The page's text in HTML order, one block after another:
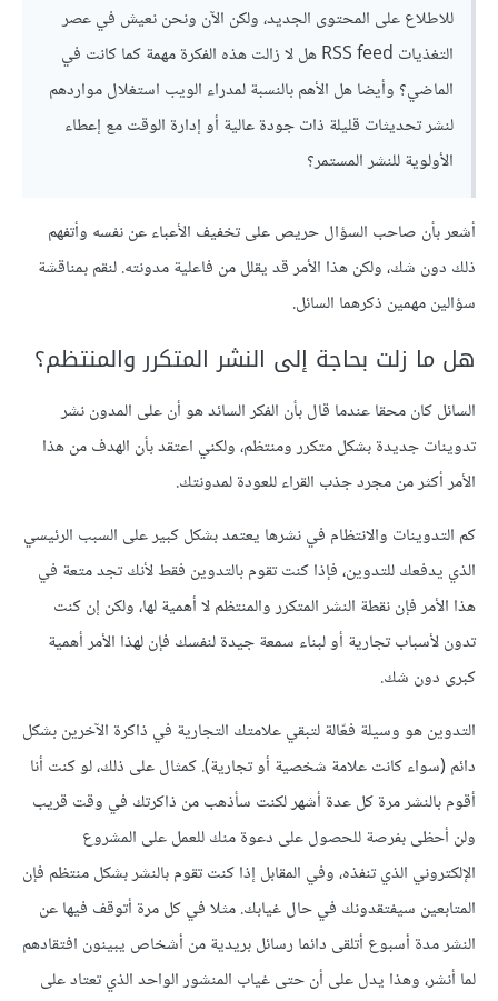
للاطلاع على المحتوى الجديد، ولكن الآن ونحن نعيش في عصر
التغذيات RSS feed هل لا زالت هذه الفكرة مهمة كما كانت في
الماضي؟ وأيضا هل الأهم بالنسبة لمدراء الويب استغلال مواردهم
لنشر تحديثات قليلة ذات جودة عالية أو إدارة الوقت مع إعطاء
الأولوية للنشر المستمر؟
أشعر بأن صاحب السؤال حريص على تخفيف الأعباء عن نفسه وأتفهم
ذلك دون شك، ولكن هذا الأمر قد يقلل من فاعلية مدونته. لنقم بمناقشة
سؤالين مهمين ذكرهما السائل.
هل ما زلت بحاجة إلى النشر المتكرر والمنتظم؟
السائل كان محقا عندما قال بأن الفكر السائد هو أن على المدون نشر
تدوينات جديدة بشكل متكرر ومنتظم، ولكني اعتقد بأن الهدف من هذا
الأمر أكثر من مجرد جذب القراء للعودة لمدونتك.
كم التدوينات والانتظام في نشرها يعتمد بشكل كبير على السبب الرئيسي
الذي يدفعك للتدوين، فإذا كنت تقوم بالتدوين فقط لأنك تجد متعة في
هذا الأمر فإن نقطة النشر المتكرر والمنتظم لا أهمية لها، ولكن إن كنت
تدون لأسباب تجارية أو لبناء سمعة جيدة لنفسك فإن لهذا الأمر أهمية
كبرى دون شك.
التدوين هو وسيلة فعّالة لتبقي علامتك التجارية في ذاكرة الآخرين بشكل
دائم (سواء كانت علامة شخصية أو تجارية). كمثال على ذلك، لو كنت أنا
أقوم بالنشر مرة كل عدة أشهر لكنت سأذهب من ذاكرتك في وقت قريب
ولن أحظى بفرصة للحصول على دعوة منك للعمل على المشروع
الإلكتروني الذي تنفذه، وفي المقابل إذا كنت تقوم بالنشر بشكل منتظم فإن
المتابعين سيفتقدونك في حال غيابك. مثلا في كل مرة أتوقف فيها عن
النشر مدة أسبوع أتلقى دائما رسائل بريدية من أشخاص يبينون افتقادهم
لما أنشر، وهذا يدل على أن حتى غياب المنشور الواحد الذي تعتاد على